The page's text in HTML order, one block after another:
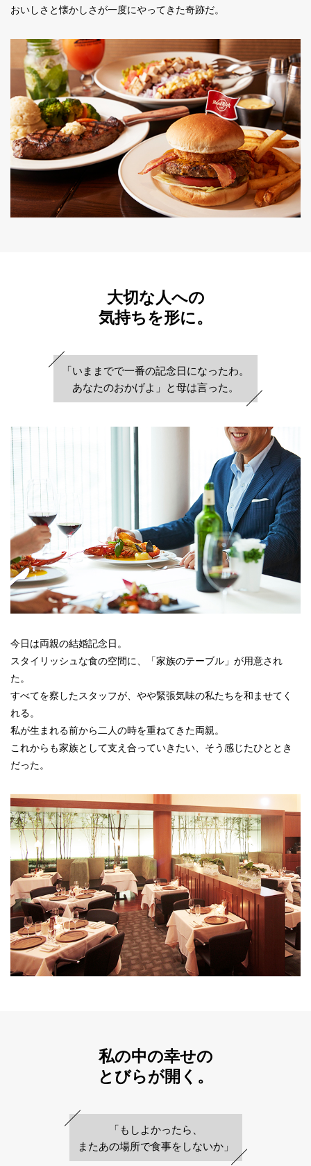
おいしさと懐かしさが一度にやってきた奇跡だ。
大切な人への
気持ちを形に。
「いままでで一番の記念日になったわ。
あなたのおかげよ」 と母は言った。
今日は両親の結婚記念日。
スタイリッシュな食の空間に、「家族のテーブル」が用意され
た。
すべてを察したスタッフが、やや緊張気味の私たちを和ませてく
れる。
私が生まれる前から二人の時を重ねてきた両親。
これからも家族として支え合っていきたい、そう感じたひととき
だった。
私の中の幸せの
とびらが開く。
「もしよかったら、
またあの場所で食事をしないか」